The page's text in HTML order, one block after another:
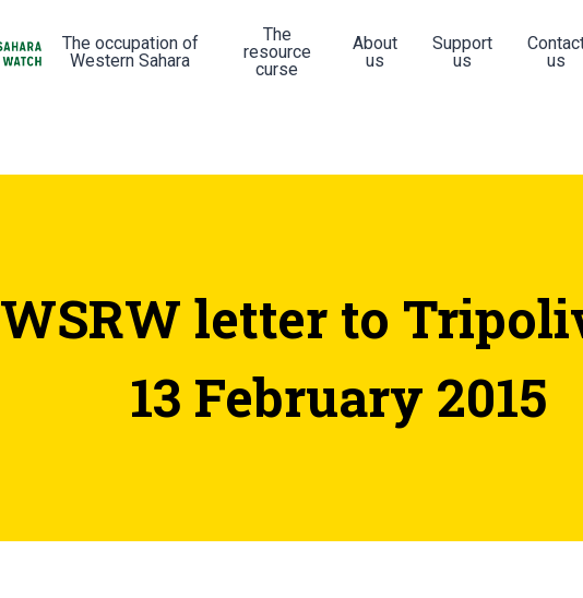
The occupation of
Western Sahara
The
resource
curse
About
us
Support
us
us
WSRW letter to
13 February 2015